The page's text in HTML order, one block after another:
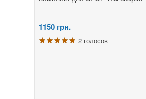
1150 грн.
2 голосов